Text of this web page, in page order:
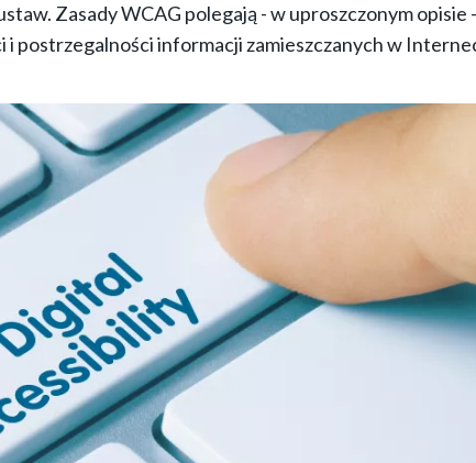
Zasady WCAG polegają - w uproszczonym opisie
i postrzegalności informacji zamieszczanych w